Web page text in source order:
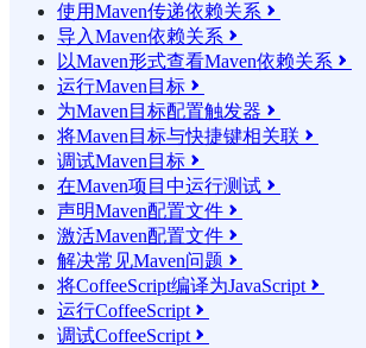
使用Maven传递依赖关系 
导入Maven依赖关系 
以Maven形式查看Maven依赖关系 
运行Maven目标 
为Maven目标配置触发器 
将Maven目标与快捷键相关联 
调试Maven目标 
在Maven项目中运行测试 
声明Maven配置文件 
激活Maven配置文件 
解决常见Maven问题 
将CoffeeScript编译为JavaScript 
运行CoffeeScript 
调试CoffeeScript 